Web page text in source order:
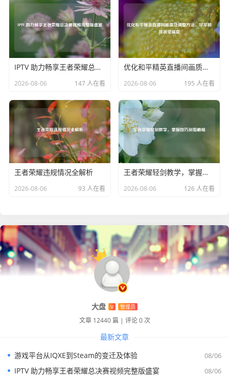
能，为队友提供保护和增益，他们是团队的幕后英雄,默默守
护着胜利的希望。
每一次击杀，每一次团战的胜利，都让玩家们热血沸腾，那
种战胜对手的成就感，如同汹涌的浪潮，将玩家们内心的热
血推向更高的沸点，在这个过程中，玩家们不仅展现出了高
超的游戏技巧，更体现出了坚韧不拔的毅力和团结协作的精
斗志,寻找机会绝地反击。
lol的热血不仅仅体现在游戏内的战斗中，还延伸到了玩家们
的社交互动里，玩家们因为共同的热爱聚集在一起，组成战
队，为了荣誉并肩作战，他们在训练中相互切磋，不断提升
自己的实力；在比赛中携手共进，向着冠军的宝座发起冲
击，战队之间的较量，更是将热血氛围推向了高潮，赛场
lol，它以独特的魅力，让无数玩家燃烧热血，沉浸在这个充
满激情与挑战的世界里，每一场战斗都是一次热血的洗礼，
每一次胜利都是对热血青春的最好诠释，它不仅仅是一款游
戏，更是玩家们心中热血梦想的承载，激励着他们在虚拟与
现实的世界中，不断挑战自我，书写属于自己的热血篇章。
IPTV 助力畅享王者荣耀总决赛视频完整版盛宴
2026-08-06 147 人在看
优化和平精英直播间画质及调整方法，尽享极致视觉盛宴
2026-08-06 195 人在看
王者荣耀违规情况全解析
2026-08-06 93 人在看
王者荣耀轻剑教学，掌握技巧剑指巅峰
2026-08-06 126 人在看
大盘 V 管理员
文章 12440 篇 | 评论 0 次
最新文章
08/06
游戏平台从IQXE到Steam的变迁及体验
08/06
IPTV 助力畅享王者荣耀总决赛视频完整版盛宴